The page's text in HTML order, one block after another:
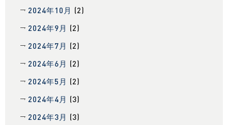
2024年10月 (2)
2024年9月 (2)
2024年7月 (2)
2024年6月 (2)
2024年5月 (2)
2024年4月 (3)
2024年3月 (3)